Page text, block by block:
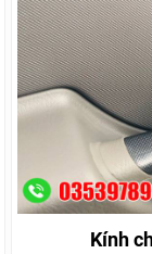
Kính